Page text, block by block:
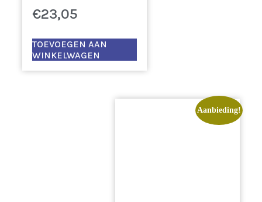
€23,05
TOEVOEGEN AAN
WINKELWAGEN
Aanbieding!